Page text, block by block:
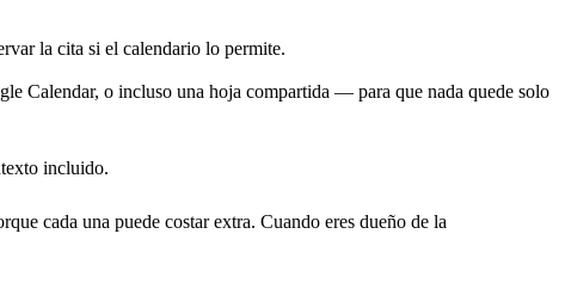
la cita si el calendario lo permite.
Calendar, o incluso una hoja compartida — para que nada quede solo
incluido.
cada una puede costar extra. Cuando eres dueño de la